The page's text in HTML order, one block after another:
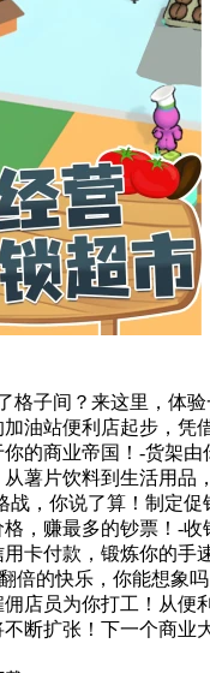
格子间？来这里，体
油站便利店起步，凭
的商业帝国！-货架由
薯片饮料到生活用品
战，你说了算！制定促
，赚最多的钞票！-收
卡付款，锻炼你的手
倍的快乐，你能想象吗
店员为你打工！从便
断扩张！下一个商业